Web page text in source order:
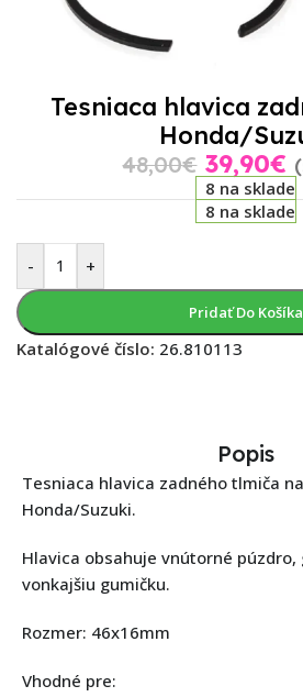
Tesniaca hlavica
Honda/
48,00€ 39,90€
8 na sklade
8 na sklade
- +
Pridať Do Košíka
Katalógové číslo: 26.810113
Popis
Tesniaca hlavica zadného tlmiča
Honda/Suzuki.
Hlavica obsahuje vnútorné
vonkajšiu gumičku.
Rozmer: 46x16mm
Vhodné pre: